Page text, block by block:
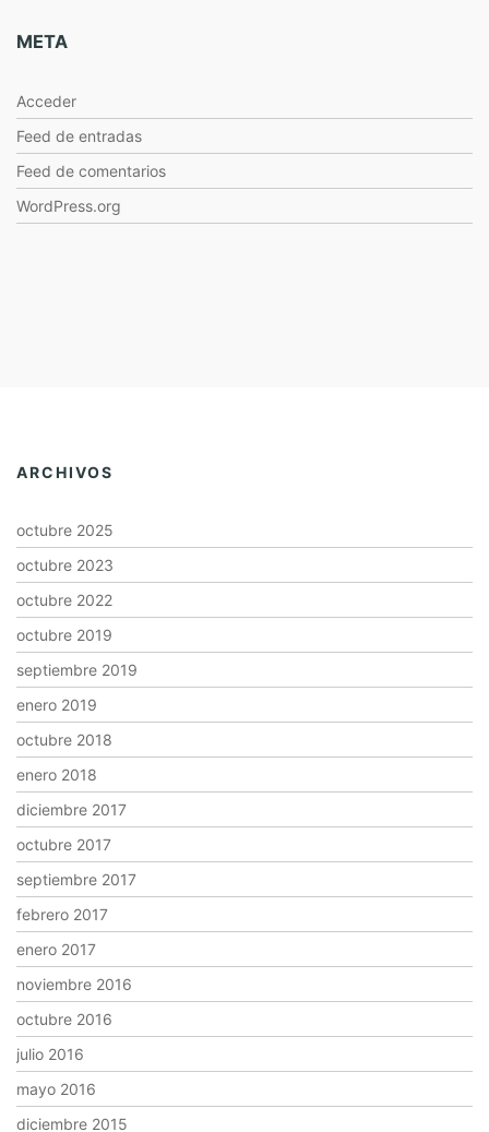
META
Acceder
Feed de entradas
Feed de comentarios
WordPress.org
ARCHIVOS
octubre 2025
octubre 2023
octubre 2022
octubre 2019
septiembre 2019
enero 2019
octubre 2018
enero 2018
diciembre 2017
octubre 2017
septiembre 2017
febrero 2017
enero 2017
noviembre 2016
octubre 2016
julio 2016
mayo 2016
diciembre 2015